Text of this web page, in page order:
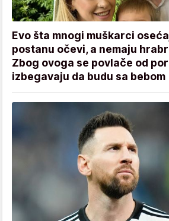
Evo šta mnogi muškarci
postanu očevi, a nemaju
Zbog ovoga se povlače od
izbegavaju da budu sa bebom